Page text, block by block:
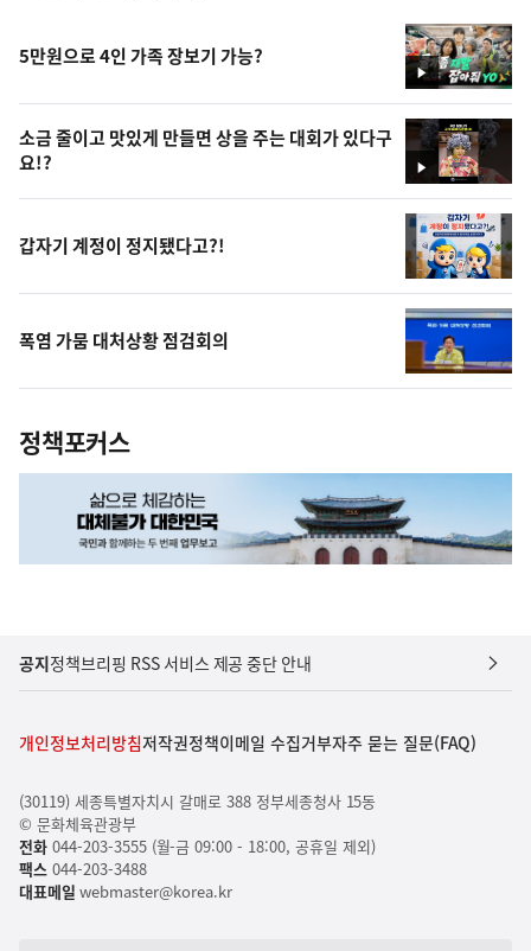
영
상
5만원으로 4인 가족 장보기 가능?
영
상
소금 줄이고 맛있게 만들면 상을 주는 대회가 있다구
요!?
갑자기 계정이 정지됐다고?!
폭염 가뭄 대처상황 점검회의
정책포커스
공지정책브리핑 RSS 서비스 제공 중단 안내
개인정보처리방침저작권정책이메일 수집거부자주 묻는 질문(FAQ)
(30119) 세종특별자치시 갈매로 388 정부세종청사 15동
© 문화체육관광부
전화044-203-3555 (월-금 09:00 - 18:00, 공휴일 제외)
팩스044-203-3488
대표메일 webmaster@korea.kr